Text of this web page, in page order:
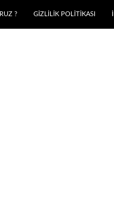
? GIZLILIK POLITIKASI